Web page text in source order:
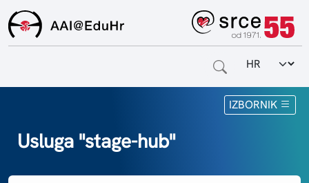
Odabir
IZBORNIK
Za krajnje korisnike
Usluga "stage-hub"